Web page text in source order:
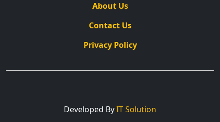
About Us
Contact Us
Privacy Policy
Developed ByIT Solution